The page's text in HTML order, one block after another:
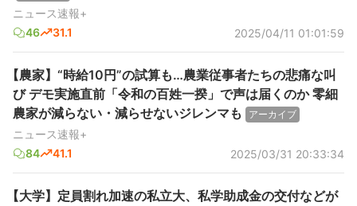
ニュース速報+
46
31.1 2025/04/11 01:01:59
【農家】“時給10円”の試算も…農業従事者たちの悲痛な叫
び デモ実施直前「令和の百姓一揆」で声は届くのか 零細
農家が減らない・減らせないジレンマも
アーカイブ
ニュース速報+
84
41.1 2025/03/31 20:33:34
【大学】定員割れ加速の私立大、私学助成金の交付などが